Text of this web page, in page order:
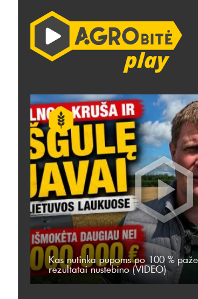
Kas nutinka pupoms po 100 %
rezultatai nustebino (VIDEO)